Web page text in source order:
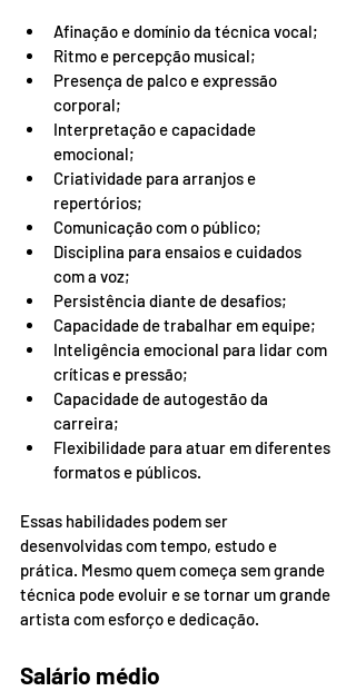
Afinação e domínio da técnica vocal;
Ritmo e percepção musical;
Presença de palco e expressão
corporal;
Interpretação e capacidade
emocional;
Criatividade para arranjos e
repertórios;
Comunicação com o público;
Disciplina para ensaios e cuidados
com a voz;
Persistência diante de desafios;
Capacidade de trabalhar em equipe;
Inteligência emocional para lidar com
críticas e pressão;
Capacidade de autogestão da
carreira;
Flexibilidade para atuar em diferentes
formatos e públicos.
Essas habilidades podem ser
desenvolvidas com tempo, estudo e
prática. Mesmo quem começa sem grande
técnica pode evoluir e se tornar um grande
artista com esforço e dedicação.
Salário médio